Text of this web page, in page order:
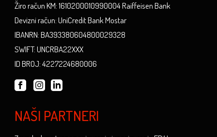
Žiro račun KM: 1610200010990004 Raiffeisen Bank
Devizni račun: UniCredit Bank Mostar
IBANRN: BA393380604800029328
SWIFT: UNCRBA22XXX
ID BROJ: 4227224680006
NAŠI PARTNERI